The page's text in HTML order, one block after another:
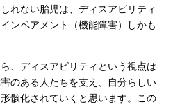
れない胎児は、ディスアビリティ
ンペアメント（機能障害）しかも
、ディスアビリティという視点は
のある人たちを支え、自分らしい
骸化されていくと思います。この